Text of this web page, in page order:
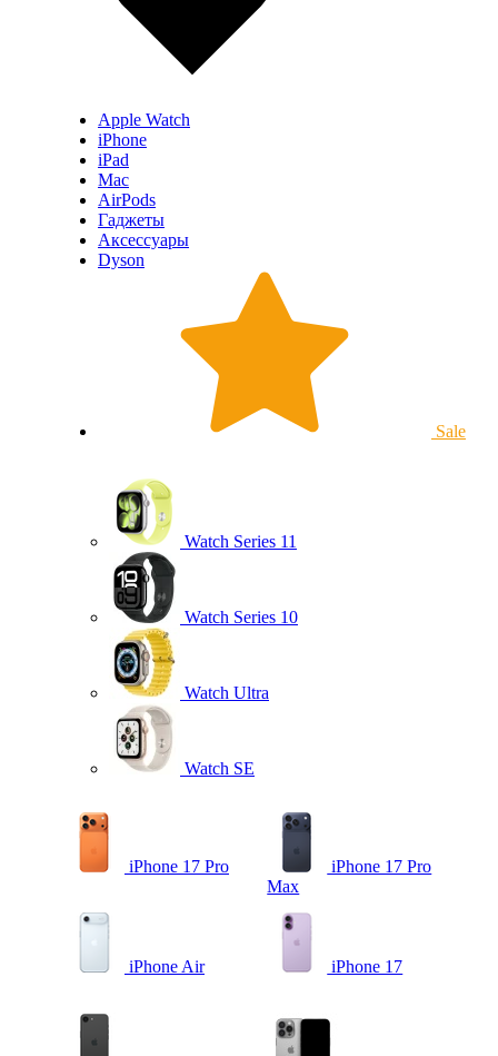
Apple Watch
iPhone
iPad
Mac
AirPods
Гаджеты
Аксессуары
Dyson
Sale
Watch Series 11
Watch Series 10
Watch Ultra
Watch SE
iPhone 17 Pro
iPhone 17 Pro
Max
iPhone Air iPhone 17